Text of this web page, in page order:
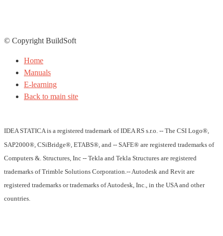
© Copyright BuildSoft
Home
Manuals
E-learning
Back to main site
IDEA STATICA is a registered trademark of IDEA RS s.r.o. -- The CSI Logo®,
SAP2000®, CSiBridge®, ETABS®, and -- SAFE® are registered trademarks of
Computers &. Structures, Inc -- Tekla and Tekla Structures are registered
trademarks of Trimble Solutions Corporation.-- Autodesk and Revit are
registered trademarks or trademarks of Autodesk, Inc., in the USA and other
countries.